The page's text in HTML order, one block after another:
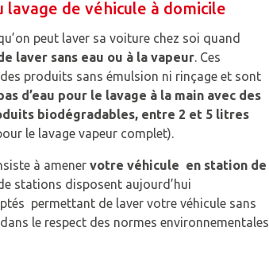
de véhicule à domicile
peut laver sa voiture chez soi quand
laver sans eau ou à la vapeur. Ces
produits sans émulsion ni rinçage et sont
d’eau pour le lavage à la main avec des
biodégradables, entre 2 et 5 litres
le lavage vapeur complet).
à amener votre véhicule en station de
stations disposent aujourd’hui
permettant de laver votre véhicule sans
le respect des normes environnementales